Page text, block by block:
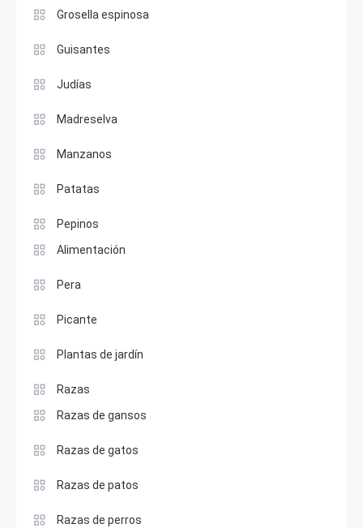
Grosella espinosa
Guisantes
Judías
Madreselva
Manzanos
Patatas
Pepinos
Alimentación
Pera
Picante
Plantas de jardín
Razas
Razas de gansos
Razas de gatos
Razas de patos
Razas de perros